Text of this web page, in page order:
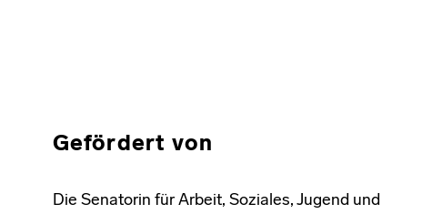
Gefördert von
Die Senatorin für Arbeit, Soziales, Jugend und